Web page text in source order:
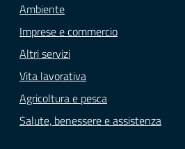
Ambiente
Imprese e commercio
Altri servizi
Vita lavorativa
Agricoltura e pesca
Salute, benessere e assistenza